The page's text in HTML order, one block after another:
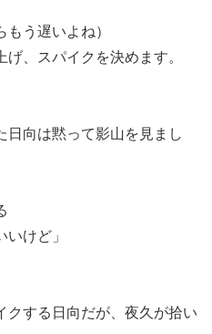
う遅いよね）
、スパイクを決めます。
日向は黙って影山を見まし
けど」
クする日向だが、夜久が拾い